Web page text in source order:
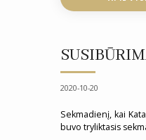
2020-10-20
Sekmadienį, kai
buvo tryliktasis